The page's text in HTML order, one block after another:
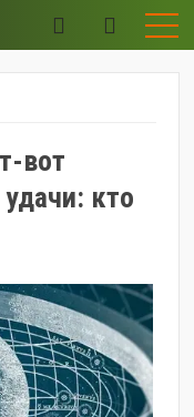
вот
кто